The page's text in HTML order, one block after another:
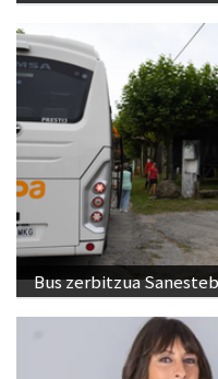
Bus zerbitzua